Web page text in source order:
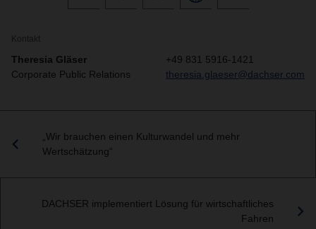
Kontakt
Theresia Gläser
Corporate Public Relations
+49 831 5916-1421
theresia.glaeser@dachser.com
„Wir brauchen einen Kulturwandel und mehr
Wertschätzung“
DACHSER implementiert Lösung für wirtschaftliches
Fahren